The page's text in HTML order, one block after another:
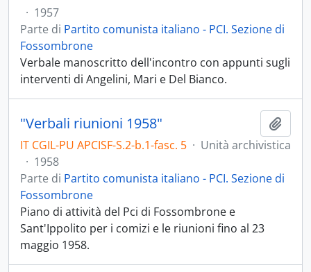
· 1957
Parte di Partito comunista italiano - PCI. Sezione di
Fossombrone
Verbale manoscritto dell'incontro con appunti sugli
interventi di Angelini, Mari e Del Bianco.
"Verbali riunioni 1958"
IT CGIL-PU APCISF-S.2-b.1-fasc. 5 · Unità archivistica
· 1958
Parte di Partito comunista italiano - PCI. Sezione di
Fossombrone
Piano di attività del Pci di Fossombrone e
Sant'Ippolito per i comizi e le riunioni fino al 23
maggio 1958.